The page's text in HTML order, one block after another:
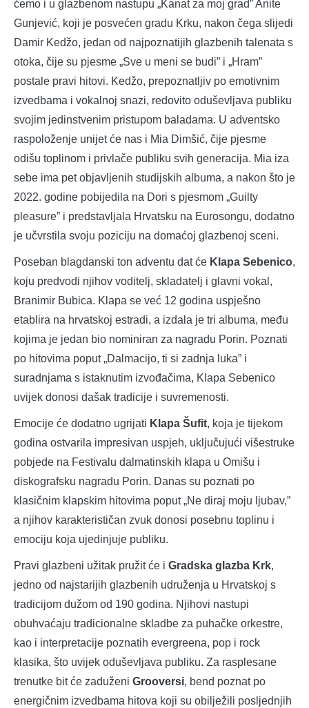
ćemo i u glazbenom nastupu „Kanat za moj grad” Anite
Gunjević, koji je posvećen gradu Krku, nakon čega slijedi
Damir Kedžo, jedan od najpoznatijih glazbenih talenata s
otoka, čije su pjesme „Sve u meni se budi” i „Hram”
postale pravi hitovi. Kedžo, prepoznatljiv po emotivnim
izvedbama i vokalnoj snazi, redovito oduševljava publiku
svojim jedinstvenim pristupom baladama. U adventsko
raspoloženje unijet će nas i Mia Dimšić, čije pjesme
odišu toplinom i privlače publiku svih generacija. Mia iza
sebe ima pet objavljenih studijskih albuma, a nakon što je
2022. godine pobijedila na Dori s pjesmom „Guilty
pleasure” i predstavljala Hrvatsku na Eurosongu, dodatno
je učvrstila svoju poziciju na domaćoj glazbenoj sceni.
Poseban blagdanski ton adventu dat će Klapa Sebenico,
koju predvodi njihov voditelj, skladatelj i glavni vokal,
Branimir Bubica. Klapa se već 12 godina uspješno
etablira na hrvatskoj estradi, a izdala je tri albuma, među
kojima je jedan bio nominiran za nagradu Porin. Poznati
po hitovima poput „Dalmacijo, ti si zadnja luka” i
suradnjama s istaknutim izvođačima, Klapa Sebenico
uvijek donosi dašak tradicije i suvremenosti.
Emocije će dodatno ugrijati Klapa Šufit, koja je tijekom
godina ostvarila impresivan uspjeh, uključujući višestruke
pobjede na Festivalu dalmatinskih klapa u Omišu i
diskografsku nagradu Porin. Danas su poznati po
klasičnim klapskim hitovima poput „Ne diraj moju ljubav,”
a njihov karakterističan zvuk donosi posebnu toplinu i
emociju koja ujedinjuje publiku.
Pravi glazbeni užitak pružit će i Gradska glazba Krk,
jedno od najstarijih glazbenih udruženja u Hrvatskoj s
tradicijom dužom od 190 godina. Njihovi nastupi
obuhvaćaju tradicionalne skladbe za puhačke orkestre,
kao i interpretacije poznatih evergreena, pop i rock
klasika, što uvijek oduševljava publiku. Za rasplesane
trenutke bit će zaduženi Grooversi, bend poznat po
energičnim izvedbama hitova koji su obilježili posljednjih